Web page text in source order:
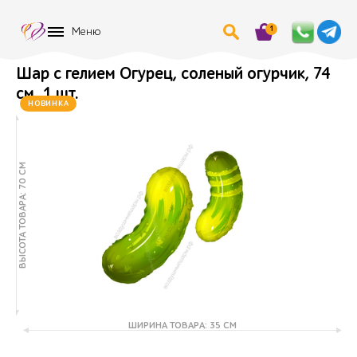
Меню 1
Шар с гелием Огурец, соленый огурчик, 74
см, 1 шт.
НОВИНКА
ВЫСОТА ТОВАРА: 70 СМ
ШИРИНА ТОВАРА: 35 СМ